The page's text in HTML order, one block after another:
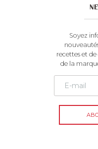
Soyez
recettes et
de la